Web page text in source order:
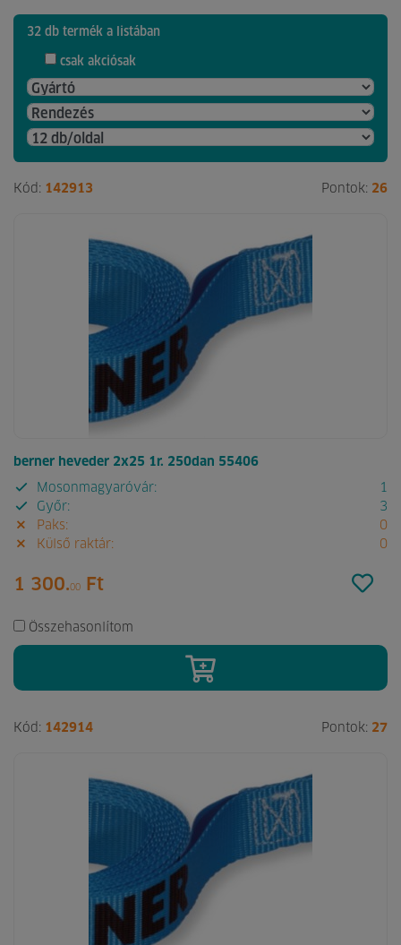
32 db termék a listában
csak akciósak
Kód: 142913 Pontok: 26
berner heveder 2x25 1r. 250dan 55406
Mosonmagyaróvár:
1
Győr:
3
Paks:
0
Külső raktár:
0
1 300.00 Ft
Összehasonlítom
Kód: 142914 Pontok: 27